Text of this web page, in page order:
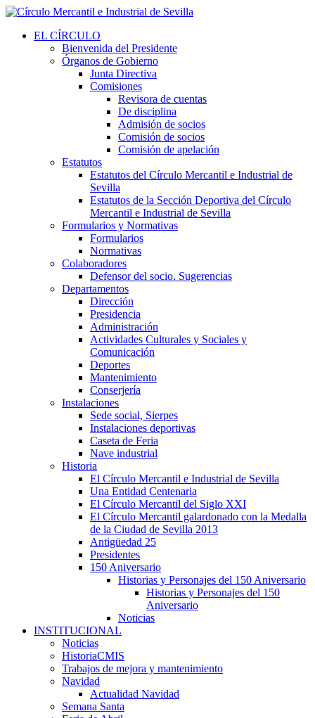
EL CÍRCULO
Bienvenida del Presidente
Órganos de Gobierno
Junta Directiva
Comisiones
Revisora de cuentas
De disciplina
Admisión de socios
Comisión de socios
Comisión de apelación
Estatutos
Estatutos del Círculo Mercantil e Industrial de
Sevilla
Estatutos de la Sección Deportiva del Círculo
Mercantil e Industrial de Sevilla
Formularios y Normativas
Formularios
Normativas
Colaboradores
Defensor del socio. Sugerencias
Departamentos
Dirección
Presidencia
Administración
Actividades Culturales y Sociales y
Comunicación
Deportes
Mantenimiento
Conserjería
Instalaciones
Sede social, Sierpes
Instalaciones deportivas
Caseta de Feria
Nave industrial
Historia
El Círculo Mercantil e Industrial de Sevilla
Una Entidad Centenaria
El Círculo Mercantil del Siglo XXI
El Círculo Mercantil galardonado con la Medalla
de la Ciudad de Sevilla 2013
Antigüedad 25
Presidentes
150 Aniversario
Historias y Personajes del 150 Aniversario
Historias y Personajes del 150
Aniversario
Noticias
INSTITUCIONAL
Noticias
HistoriaCMIS
Trabajos de mejora y mantenimiento
Navidad
Actualidad Navidad
Semana Santa